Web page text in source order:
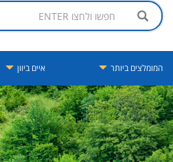
המומלצים ביותר איים ביוון